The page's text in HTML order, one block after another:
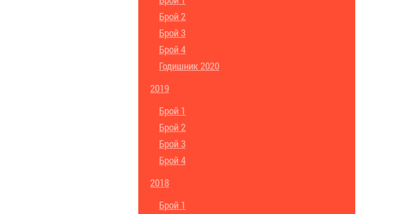
Брой 2
Брой 3
Брой 4
Годишник 2020
2019
Брой 1
Брой 2
Брой 3
Брой 4
2018
Брой 1